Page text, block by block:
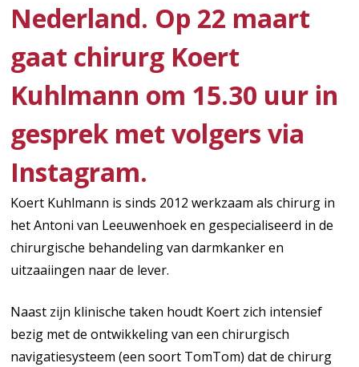
Nederland. Op 22 maart
gaat chirurg Koert
Kuhlmann om 15.30 uur in
gesprek met volgers via
Instagram.
Koert Kuhlmann is sinds 2012 werkzaam als chirurg in
het Antoni van Leeuwenhoek en gespecialiseerd in de
chirurgische behandeling van darmkanker en
uitzaaiingen naar de lever.
Naast zijn klinische taken houdt Koert zich intensief
bezig met de ontwikkeling van een chirurgisch
navigatiesysteem (een soort TomTom) dat de chirurg